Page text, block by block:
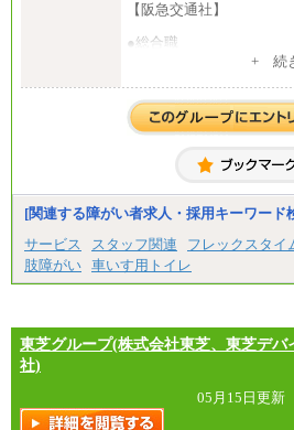
【阪急交通社】
●総合職
(※3)、239,000円(※4)、
・専門・短大卒
(※3)、218,500円(※4)、
※1…東京都、埼玉県、千
※2…大阪府、京都府、兵
※3…愛知県、静岡県
※4…北海道、宮城県、栃
潟県、富山県、石川県、
香川県、福岡県
県、福島県、山形県
・月給には一律地域手当
（一律地域手当：
・試用期間中も給与変更な
+ 続
[関連する障がい者求人・採用キーワード
サービス
スタッフ関連 フレックスタイ
肢障がい 車いす用トイレ
東芝グループ(株式会社東芝、東芝デバ
社)
05月15日更新